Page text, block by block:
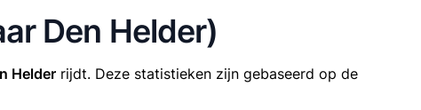
Den Helder)
Helder rijdt. Deze statistieken zijn gebaseerd op de